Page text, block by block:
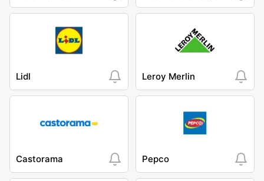
Lidl Leroy Merlin
Castorama Pepco